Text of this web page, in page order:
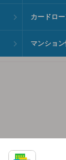
カードロ
マンショ